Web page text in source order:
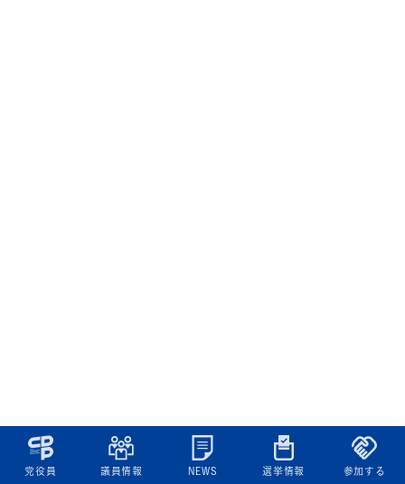
党役員 議員情報 NEWS 選挙情報 参加する